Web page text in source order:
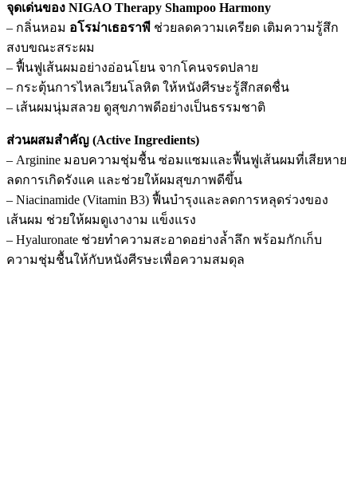
จุดเด่นของ NIGAO Therapy Shampoo Harmony
– กลิ่นหอม อโรม่าเธอราพี ช่วยลดความเครียด เติมความรู้สึก
สงบขณะสระผม
– ฟื้นฟูเส้นผมอย่างอ่อนโยน จากโคนจรดปลาย
– กระตุ้นการไหลเวียนโลหิต ให้หนังศีรษะรู้สึกสดชื่น
– เส้นผมนุ่มสลวย ดูสุขภาพดีอย่างเป็นธรรมชาติ
ส่วนผสมสำคัญ (Active Ingredients)
– Arginine มอบความชุ่มชื้น ซ่อมแซมและฟื้นฟูเส้นผมที่เสียหาย
ลดการเกิดรังแค และช่วยให้ผมสุขภาพดีขึ้น
– Niacinamide (Vitamin B3) ฟื้นบำรุงและลดการหลุดร่วงของ
เส้นผม ช่วยให้ผมดูเงางาม แข็งแรง
– Hyaluronate ช่วยทำความสะอาดอย่างล้ำลึก พร้อมกักเก็บ
ความชุ่มชื้นให้กับหนังศีรษะเพื่อความสมดุล